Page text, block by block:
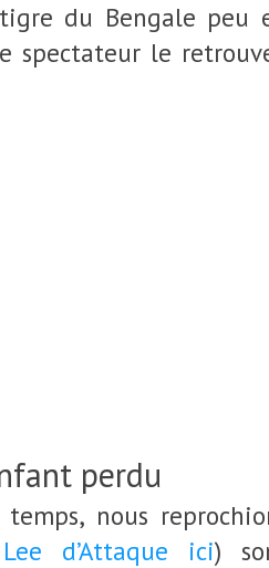
du Bengale peu
spectateur le
perdu
nous
d’Attaque ici)